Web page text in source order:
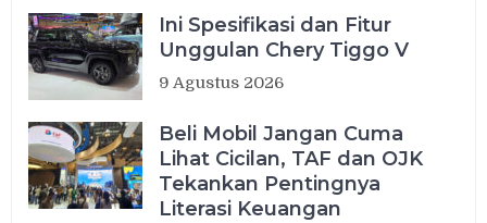
Ini Spesifikasi dan Fitur
Unggulan Chery Tiggo V
9 Agustus 2026
Beli Mobil Jangan Cuma
Lihat Cicilan, TAF dan OJK
Tekankan Pentingnya
Literasi Keuangan